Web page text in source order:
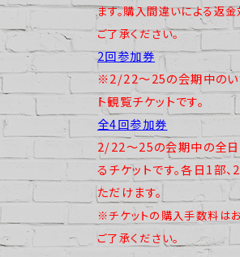
ます。購入間違いによる返
ご了承ください。
2回参加券
※2/22〜25の会期中のい
ト観覧チケットです。
全4回参加券
2/22〜25の会期中の全
るチケットです。各日1部
ただけます。
※チケットの購入手数料は
ご了承ください。